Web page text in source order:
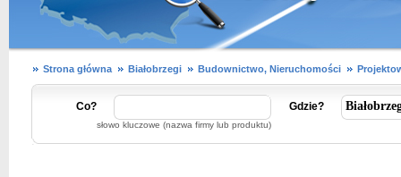
Strona główna Białobrzegi Budownictwo, Nieruchomości
Co?
słowo kluczowe (nazwa firmy lub produktu)
Gdzie?